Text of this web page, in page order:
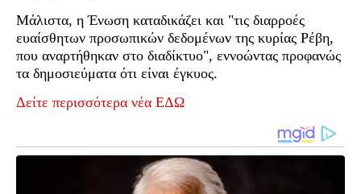
Μάλιστα, η Ένωση καταδικάζει και "τις διαρροές
ευαίσθητων προσωπικών δεδομένων της κυρίας Ρέβη,
που αναρτήθηκαν στο διαδίκτυο", εννοώντας προφανώς
τα δημοσιεύματα ότι είναι έγκυος.
Δείτε περισσότερα νέα ΕΔΩ